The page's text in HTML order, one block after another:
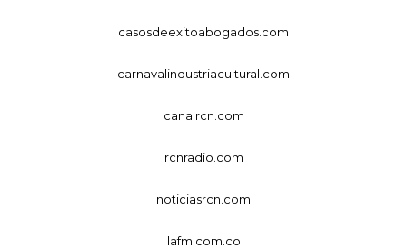
casosdeexitoabogados.com
carnavalindustriacultural.com
canalrcn.com
rcnradio.com
noticiasrcn.com
lafm.com.co